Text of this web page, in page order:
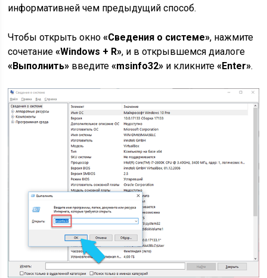
информативней чем предыдущий способ.
Чтобы открыть окно«Сведения о системе», нажмите
сочетание«Windows + R», и в открывшемся диалоге
«Выполнить» введите«msinfo32» и кликните«Enter».